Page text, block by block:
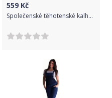
559 Kč
Společenské těhotenské kalhoty BEA - černé, Velikosti těh. moda L (40)